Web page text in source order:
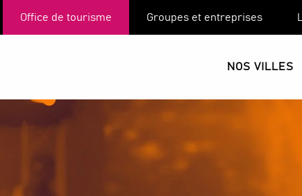
Office de tourisme Groupes et entreprises
NOS VILLES